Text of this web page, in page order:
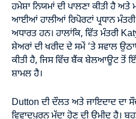
ਹਮੇਸ਼ਾ ਨਿਯਮਾਂ ਦੀ ਪਾਲਣਾ ਕੀਤੀ ਹੈ ਅਤੇ
ਆਈਆਂ ਹਾਲੀਆਂ ਰਿਪੋਰਟਾਂ ਪ੍ਰਧਾਨ
ਅਧਾਰਤ ਹਨ। ਹਾਲਾਂਕਿ, ਵਿੱਤ ਮੰਤਰੀ
ਸ਼ੇਅਰਾਂ ਦੀ ਖਰੀਦ ਦੇ ਸਮੇਂ ’ਤੇ ਸਵਾਲ
ਕੀਤੀ ਹੈ, ਜਿਸ ਵਿੱਚ ਬੈਂਕ ਬੇਲਆਊਟ ਤੋਂ
ਸ਼ਾਮਲ ਹੈ।
Dutton ਦੀ ਦੌਲਤ ਅਤੇ ਜਾਇਦਾਦ ਦਾ
ਵਿਵਾਦਪੂਰਨ ਮੁੱਦਾ ਹੋਣ ਦੀ ਉਮੀਦ ਹੈ।